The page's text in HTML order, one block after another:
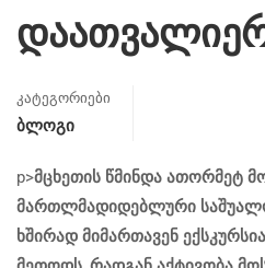
კატეგორიები
Ბლოგი
p>მცხეთის წმინდა ათორმეტ
მართლმადიდებლური
ხშირად მიმართავენ